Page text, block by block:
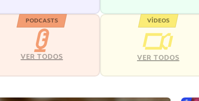
PODCASTS
VER TODOS
VÍDEOS
VER TODOS